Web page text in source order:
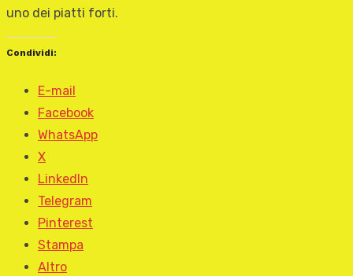
uno dei piatti forti.
Condividi:
E-mail
Facebook
WhatsApp
X
LinkedIn
Telegram
Pinterest
Stampa
Altro